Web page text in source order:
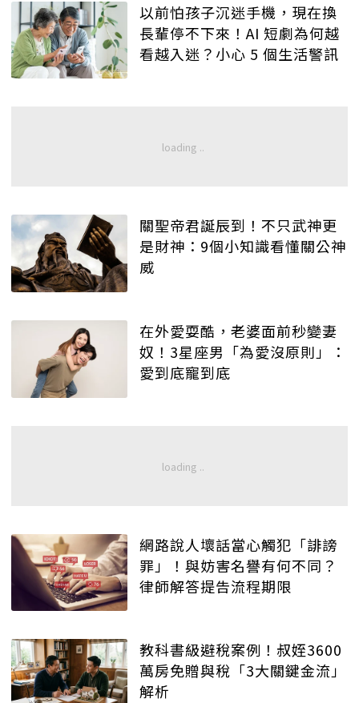
以前怕孩子沉迷手機，現在換
長輩停不下來！AI 短劇為何越
看越入迷？小心 5 個生活警訊
關聖帝君誕辰到！不只武神更
是財神：9個小知識看懂關公神
威
在外愛耍酷，老婆面前秒變妻
奴！3星座男「為愛沒原則」：
愛到底寵到底
網路說人壞話當心觸犯「誹謗
罪」！與妨害名譽有何不同？
律師解答提告流程期限
教科書級避稅案例！叔姪3600
萬房免贈與稅「3大關鍵金流」
解析